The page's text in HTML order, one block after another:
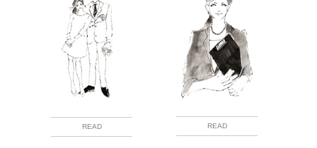
READ READ